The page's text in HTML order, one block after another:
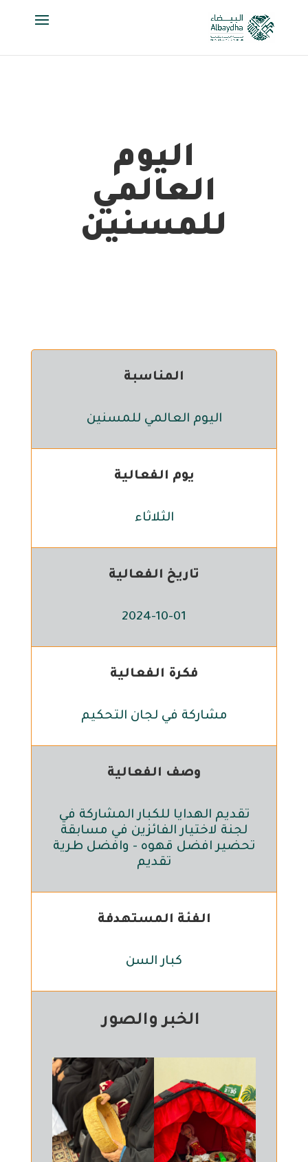
اليوم
العالمي
للمسنين
المناسبة
اليوم العالمي للمسنين
يوم الفعالية
الثلاثاء
تاريخ الفعالية
2024-10-01
فكرة الفعالية
مشاركة في لجان التحكيم
وصف الفعالية
تقديم الهدايا للكبار المشاركة في
لجنة لاختيار الفائزين في مسابقة
تحضير افضل قهوه - وافضل طرية
تقديم
الفئة المستهدفة
كبار السن
الخبر والصور